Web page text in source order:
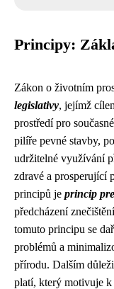
Principy:
Zákon o životním
legislativy, jejímž
prostředí pro
pilíře pevné stavby,
udržitelné využívání
zdravé a prosperující
principů je princip
předcházení
tomuto principu se
problémů a
přírodu. Dalším
platí, který motivuje k